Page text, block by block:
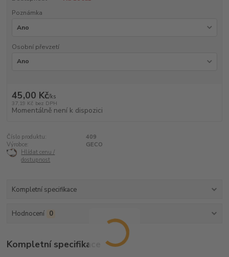
Poznámka
Osobní převzetí
45,00 Kč/ks
37,19 Kč bez DPH
Momentálně není k dispozici
Číslo produktu:
409
Výrobce:
GECO
Hlídat cenu /
dostupnost
Kompletní specifikace
Hodnocení 0
Kompletní specifikace